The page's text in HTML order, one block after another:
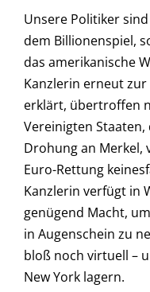
Unsere Politiker
dem Billionenspiel,
das amerikanische
Kanzlerin erneut
erklärt, übertroffen
Vereinigten
Drohung an Merkel,
Euro-Rettung
Kanzlerin verfügt in
genügend Macht,
in Augenschein zu
bloß noch virtuell –
New York lagern.